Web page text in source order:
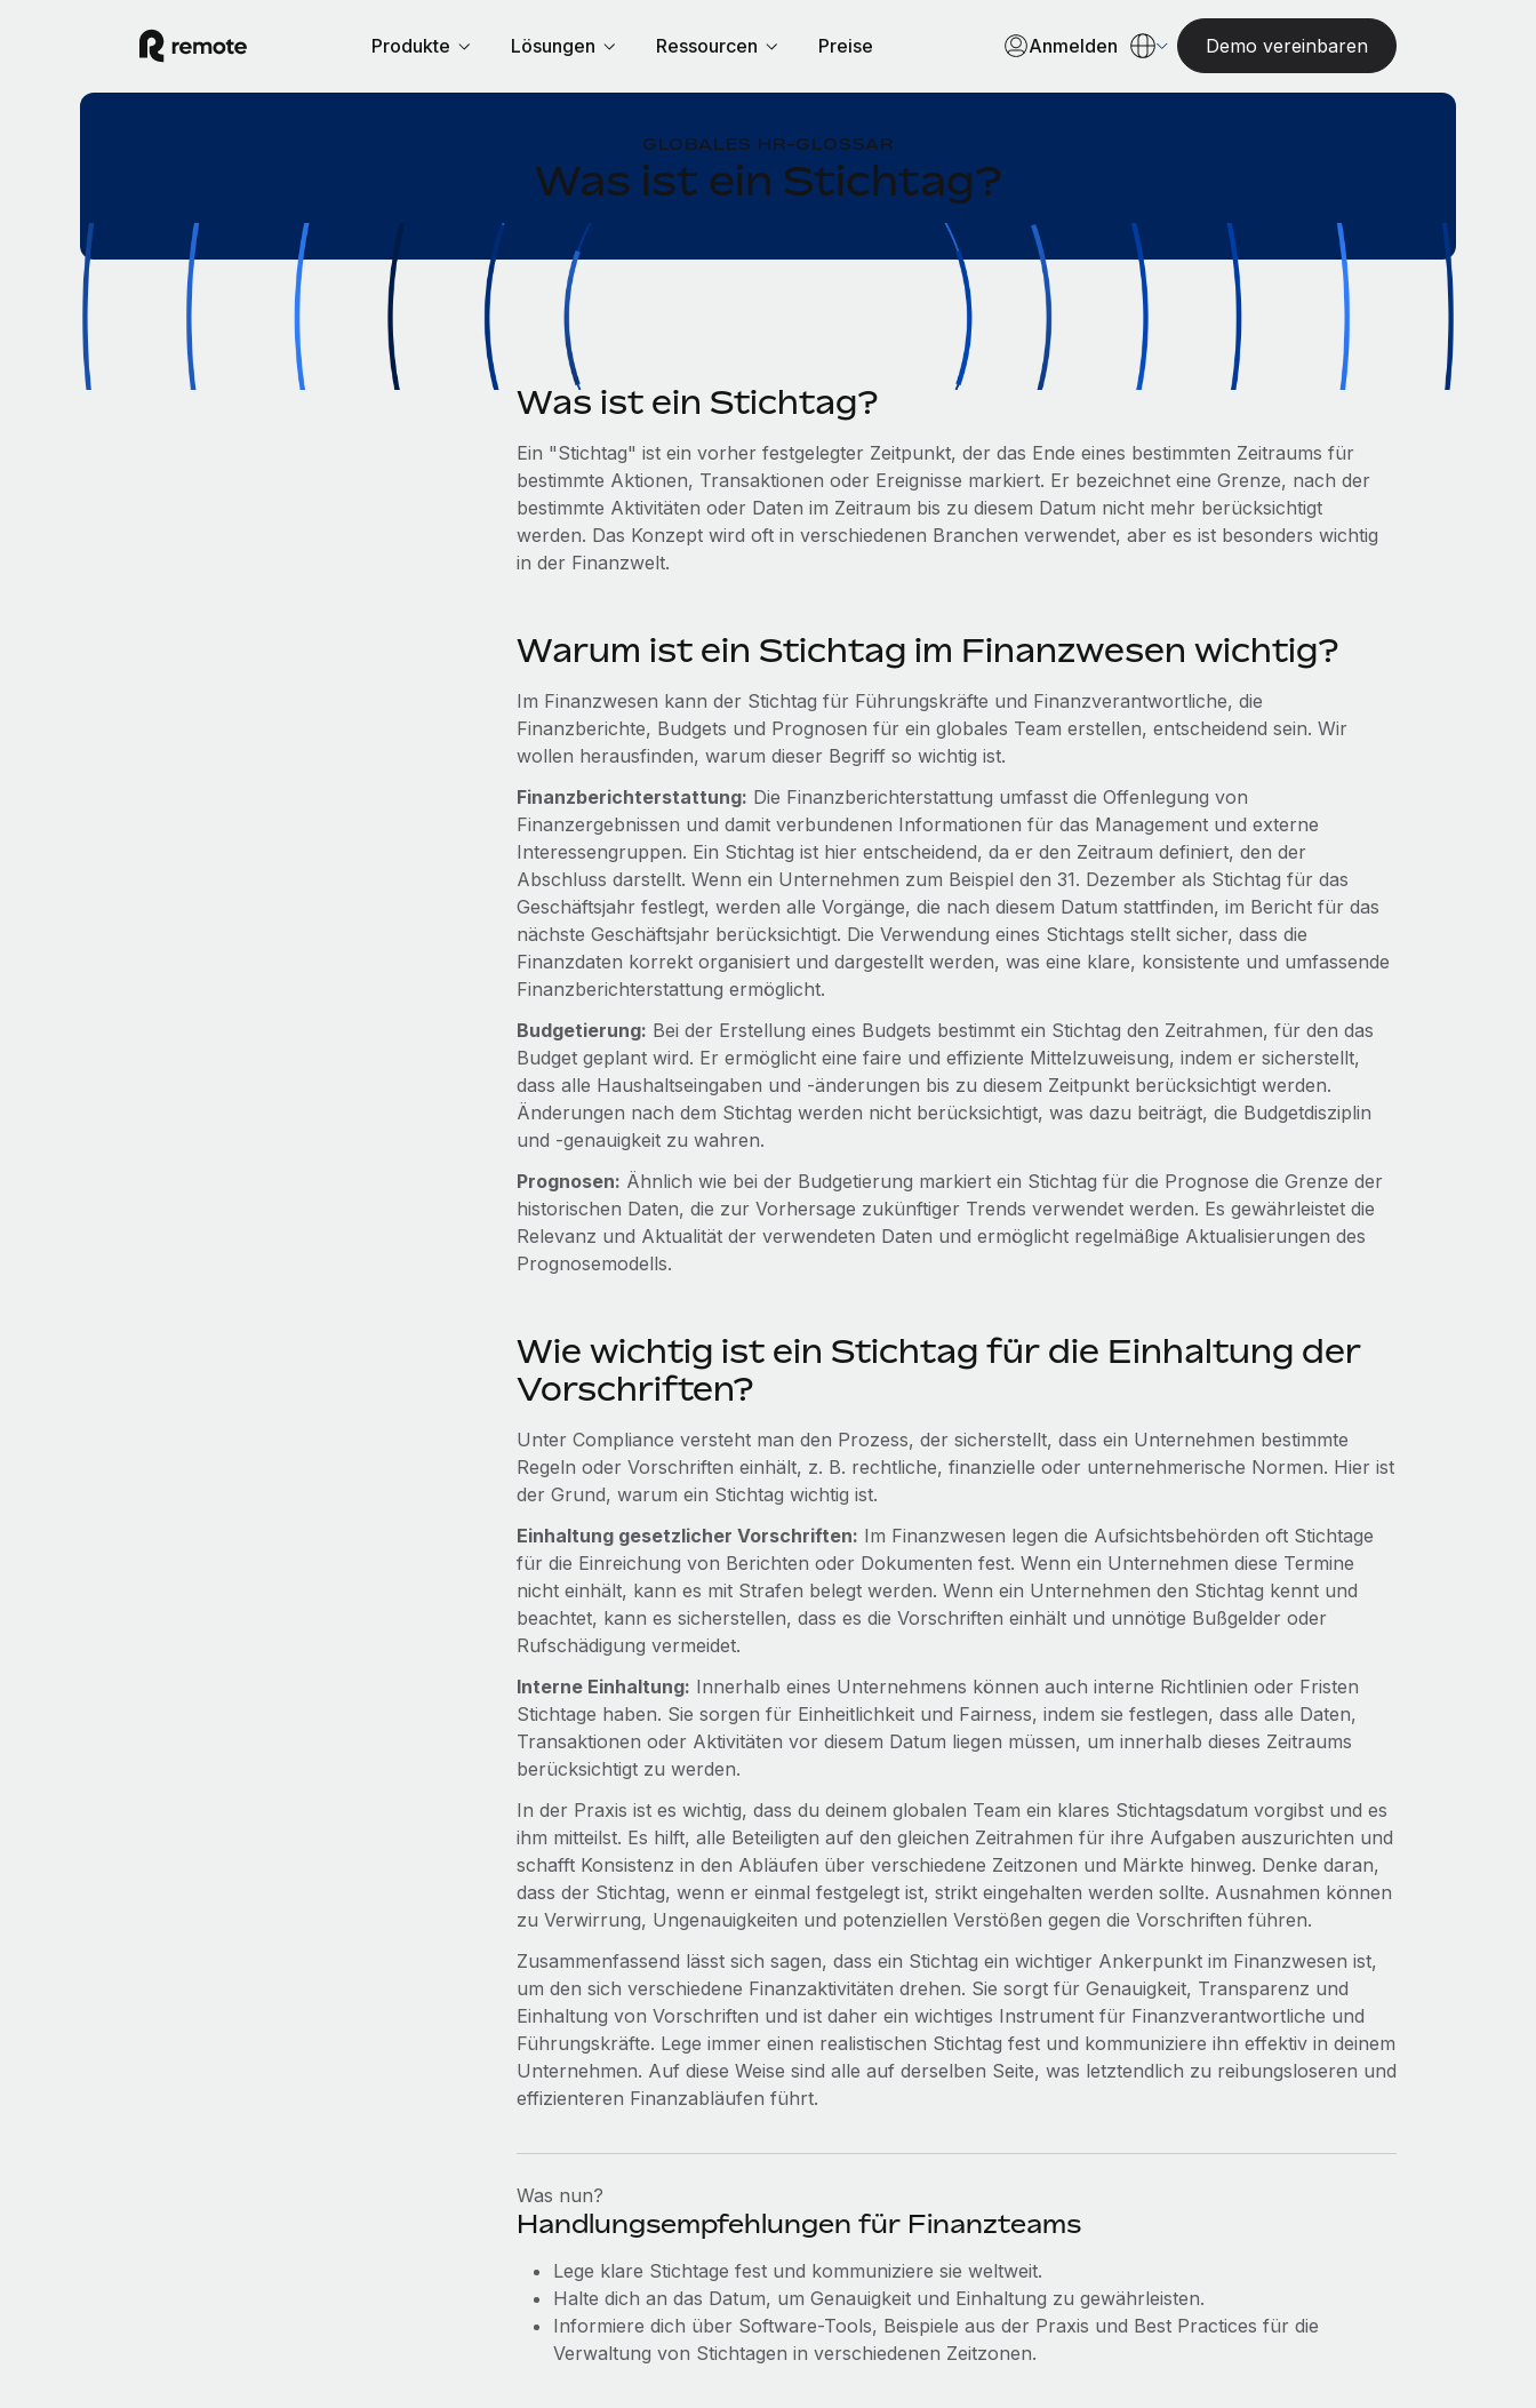
Produkte Lösungen Ressourcen Preise Anmelden Demo vereinbaren
GLOBALES HR-GLOSSAR
Was ist ein Stichtag?
Was ist ein Stichtag?
Ein "Stichtag" ist ein vorher festgelegter Zeitpunkt, der das Ende eines bestimmten Zeitraums für
bestimmte Aktionen, Transaktionen oder Ereignisse markiert. Er bezeichnet eine Grenze, nach der
bestimmte Aktivitäten oder Daten im Zeitraum bis zu diesem Datum nicht mehr berücksichtigt
werden. Das Konzept wird oft in verschiedenen Branchen verwendet, aber es ist besonders wichtig
in der Finanzwelt.
Warum ist ein Stichtag im Finanzwesen wichtig?
Im Finanzwesen kann der Stichtag für Führungskräfte und Finanzverantwortliche, die
Finanzberichte, Budgets und Prognosen für ein globales Team erstellen, entscheidend sein. Wir
wollen herausfinden, warum dieser Begriff so wichtig ist.
Finanzberichterstattung: Die Finanzberichterstattung umfasst die Offenlegung von
Finanzergebnissen und damit verbundenen Informationen für das Management und externe
Interessengruppen. Ein Stichtag ist hier entscheidend, da er den Zeitraum definiert, den der
Abschluss darstellt. Wenn ein Unternehmen zum Beispiel den 31. Dezember als Stichtag für das
Geschäftsjahr festlegt, werden alle Vorgänge, die nach diesem Datum stattfinden, im Bericht für das
nächste Geschäftsjahr berücksichtigt. Die Verwendung eines Stichtags stellt sicher, dass die
Finanzdaten korrekt organisiert und dargestellt werden, was eine klare, konsistente und umfassende
Finanzberichterstattung ermöglicht.
Budgetierung: Bei der Erstellung eines Budgets bestimmt ein Stichtag den Zeitrahmen, für den das
Budget geplant wird. Er ermöglicht eine faire und effiziente Mittelzuweisung, indem er sicherstellt,
dass alle Haushaltseingaben und -änderungen bis zu diesem Zeitpunkt berücksichtigt werden.
Änderungen nach dem Stichtag werden nicht berücksichtigt, was dazu beiträgt, die Budgetdisziplin
und -genauigkeit zu wahren.
Prognosen: Ähnlich wie bei der Budgetierung markiert ein Stichtag für die Prognose die Grenze der
historischen Daten, die zur Vorhersage zukünftiger Trends verwendet werden. Es gewährleistet die
Relevanz und Aktualität der verwendeten Daten und ermöglicht regelmäßige Aktualisierungen des
Prognosemodells.
Wie wichtig ist ein Stichtag für die Einhaltung der
Vorschriften?
Unter Compliance versteht man den Prozess, der sicherstellt, dass ein Unternehmen bestimmte
Regeln oder Vorschriften einhält, z. B. rechtliche, finanzielle oder unternehmerische Normen. Hier ist
der Grund, warum ein Stichtag wichtig ist.
Einhaltung gesetzlicher Vorschriften: Im Finanzwesen legen die Aufsichtsbehörden oft Stichtage
für die Einreichung von Berichten oder Dokumenten fest. Wenn ein Unternehmen diese Termine
nicht einhält, kann es mit Strafen belegt werden. Wenn ein Unternehmen den Stichtag kennt und
beachtet, kann es sicherstellen, dass es die Vorschriften einhält und unnötige Bußgelder oder
Rufschädigung vermeidet.
Interne Einhaltung: Innerhalb eines Unternehmens können auch interne Richtlinien oder Fristen
Stichtage haben. Sie sorgen für Einheitlichkeit und Fairness, indem sie festlegen, dass alle Daten,
Transaktionen oder Aktivitäten vor diesem Datum liegen müssen, um innerhalb dieses Zeitraums
berücksichtigt zu werden.
In der Praxis ist es wichtig, dass du deinem globalen Team ein klares Stichtagsdatum vorgibst und es
ihm mitteilst. Es hilft, alle Beteiligten auf den gleichen Zeitrahmen für ihre Aufgaben auszurichten und
schafft Konsistenz in den Abläufen über verschiedene Zeitzonen und Märkte hinweg. Denke daran,
dass der Stichtag, wenn er einmal festgelegt ist, strikt eingehalten werden sollte. Ausnahmen können
zu Verwirrung, Ungenauigkeiten und potenziellen Verstößen gegen die Vorschriften führen.
Zusammenfassend lässt sich sagen, dass ein Stichtag ein wichtiger Ankerpunkt im Finanzwesen ist,
um den sich verschiedene Finanzaktivitäten drehen. Sie sorgt für Genauigkeit, Transparenz und
Einhaltung von Vorschriften und ist daher ein wichtiges Instrument für Finanzverantwortliche und
Führungskräfte. Lege immer einen realistischen Stichtag fest und kommuniziere ihn effektiv in deinem
Unternehmen. Auf diese Weise sind alle auf derselben Seite, was letztendlich zu reibungsloseren und
effizienteren Finanzabläufen führt.
Was nun?
Handlungsempfehlungen für Finanzteams
Lege klare Stichtage fest und kommuniziere sie weltweit.
Halte dich an das Datum, um Genauigkeit und Einhaltung zu gewährleisten.
Informiere dich über Software-Tools, Beispiele aus der Praxis und Best Practices für die
Verwaltung von Stichtagen in verschiedenen Zeitzonen.